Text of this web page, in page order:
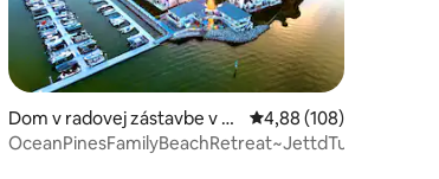
ohodnotenie 5 z 5, počet hodnotení: 115
Dom v radovej zástavbe v m
este Ocean Pines
Priemerné
4,88 (108)